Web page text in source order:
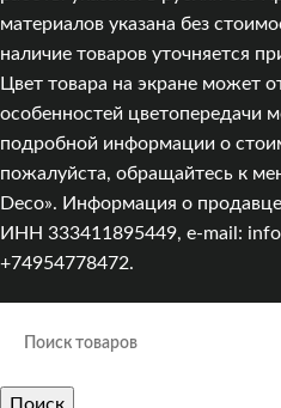
материалов указана без
наличие товаров уточняется
Цвет товара на экране может
особенностей цветопередачи
подробной информации о
пожалуйста, обращайтесь к
Deco». Информация о
ИНН 333411895449, e-mail:
+74954778472.
Поиск
Мы используем cookies для
Оставаясь на сайте, вы
обработки